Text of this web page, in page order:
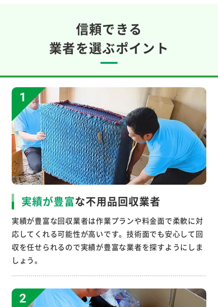
信頼できる
業者を選ぶポイント
実績が豊富な不用品回収業者
実績が豊富な回収業者は作業プランや料金面で柔軟に対
応してくれる可能性が高いです。技術面でも安心して回
収を任せられるので実績が豊富な業者を探すようにしま
しょう。